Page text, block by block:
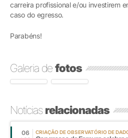
carreira profissional e/ou investirem
caso do egresso.
Parabéns!
Galeria defotos
Notíciasrelacionadas
06 CRIAÇÃO DE OBSERVATÓRIO DE